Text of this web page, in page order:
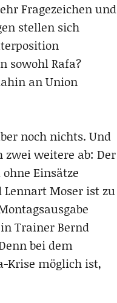
Fragezeichen und
stellen sich
sowohl Rafa?
an Union
noch nichts. Und
zwei weitere ab: Der
Einsätze
Lennart Moser ist zu
Trainer Bernd
bei dem
Krise möglich ist,